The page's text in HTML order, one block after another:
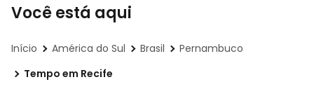
Você está aqui
Início América do Sul Brasil
Pernambuco
Tempo em Recife